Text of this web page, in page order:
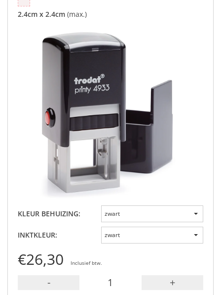
KLEUR BEHUIZING: zwart
INKTKLEUR: zwart
€26,30 Inclusief btw.
- +